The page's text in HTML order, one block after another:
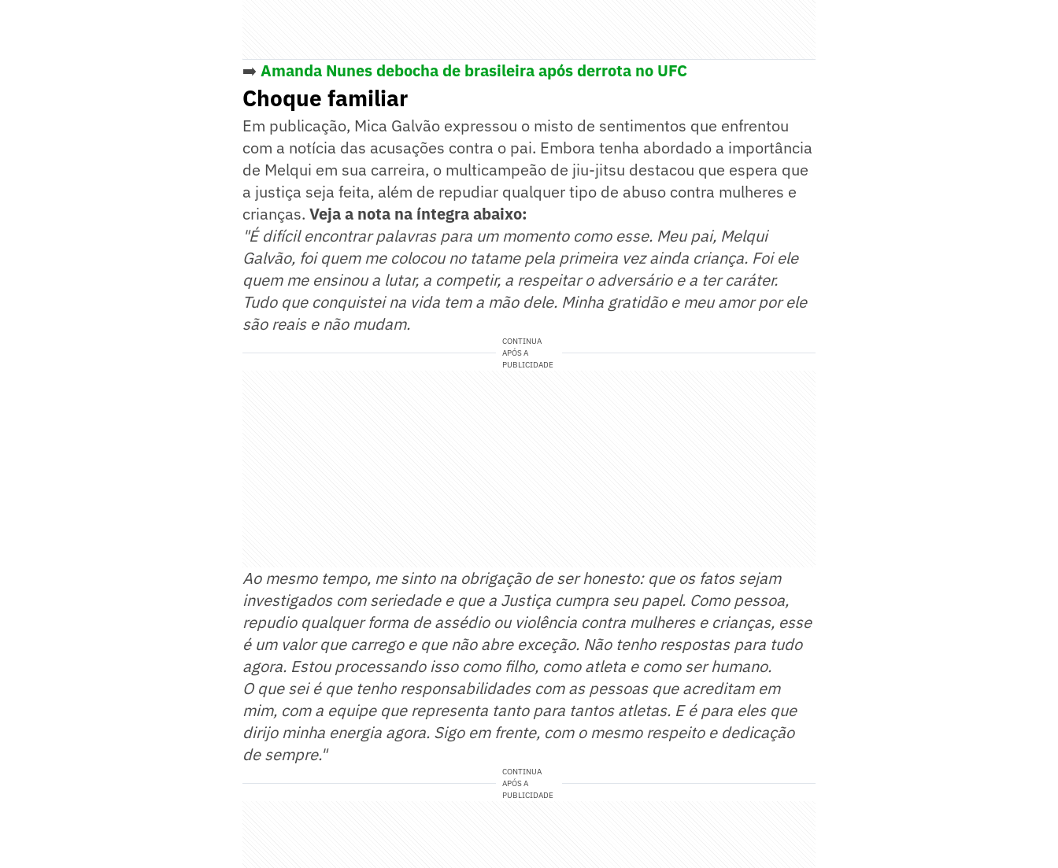
➡️ Amanda Nunes debocha de brasileira após derrota no UFC
Choque familiar
Em publicação, Mica Galvão expressou o misto de sentimentos que enfrentou
com a notícia das acusações contra o pai. Embora tenha abordado a importância
de Melqui em sua carreira, o multicampeão de jiu-jitsu destacou que espera que
a justiça seja feita, além de repudiar qualquer tipo de abuso contra mulheres e
crianças. Veja a nota na íntegra abaixo:
"É difícil encontrar palavras para um momento como esse. Meu pai, Melqui
Galvão, foi quem me colocou no tatame pela primeira vez ainda criança. Foi ele
quem me ensinou a lutar, a competir, a respeitar o adversário e a ter caráter.
Tudo que conquistei na vida tem a mão dele. Minha gratidão e meu amor por ele
são reais e não mudam.
CONTINUA
APÓS A
PUBLICIDADE
Ao mesmo tempo, me sinto na obrigação de ser honesto: que os fatos sejam
investigados com seriedade e que a Justiça cumpra seu papel. Como pessoa,
repudio qualquer forma de assédio ou violência contra mulheres e crianças, esse
é um valor que carrego e que não abre exceção. Não tenho respostas para tudo
agora. Estou processando isso como filho, como atleta e como ser humano.
O que sei é que tenho responsabilidades com as pessoas que acreditam em
mim, com a equipe que representa tanto para tantos atletas. E é para eles que
dirijo minha energia agora. Sigo em frente, com o mesmo respeito e dedicação
de sempre."
CONTINUA
APÓS A
PUBLICIDADE